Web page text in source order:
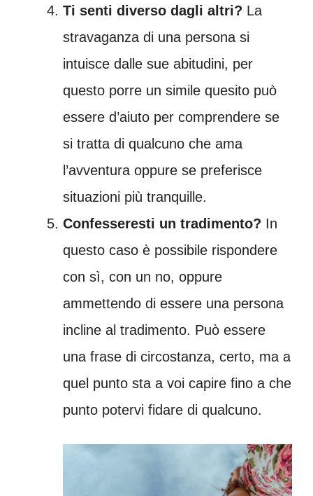
Ti senti diverso dagli altri? La
stravaganza di una persona si
intuisce dalle sue abitudini, per
questo porre un simile quesito può
essere d’aiuto per comprendere se
si tratta di qualcuno che ama
l’avventura oppure se preferisce
situazioni più tranquille.
Confesseresti un tradimento? In
questo caso è possibile rispondere
con sì, con un no, oppure
ammettendo di essere una persona
incline al tradimento. Può essere
una frase di circostanza, certo, ma a
quel punto sta a voi capire fino a che
punto potervi fidare di qualcuno.